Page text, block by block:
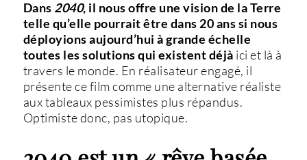
Dans 2040, il nous offre une vision de la Terre
telle qu’elle pourrait être dans 20 ans si nous
déployions aujourd’hui à grande échelle
toutes les solutions qui existent déjà ici et là à
travers le monde. En réalisateur engagé, il
présente ce film comme une alternative réaliste
aux tableaux pessimistes plus répandus.
Optimiste donc, pas utopique.